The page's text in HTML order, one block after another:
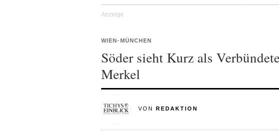
WIEN-MÜNCHEN
Söder sieht Kurz als
Merkel
VON REDAKTION